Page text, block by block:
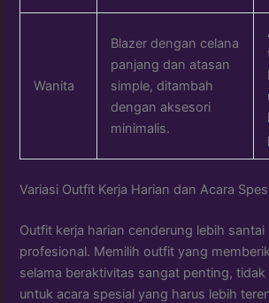
Wanita
Blazer dengan celana
panjang dan atasan
simple, ditambah
dengan aksesori
minimalis.
Variasi Outfit Kerja Harian dan Acara
Outfit kerja harian cenderung lebih
profesional. Memilih outfit yang
selama beraktivitas sangat penting,
untuk acara spesial yang harus lebih